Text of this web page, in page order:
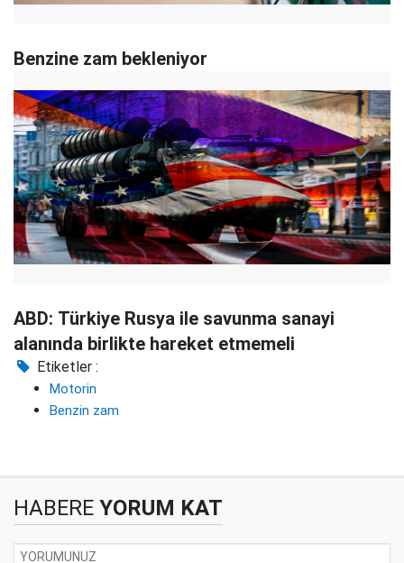
Benzine zam bekleniyor
ABD: Türkiye Rusya ile savunma sanayi
alanında birlikte hareket etmemeli
Etiketler :
Motorin
Benzin zam
HABERE YORUM KAT